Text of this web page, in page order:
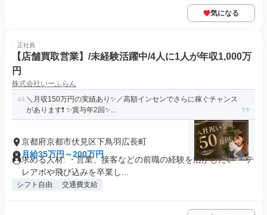
気になる
正社員
【店舗買取営業】/未経験活躍中/4人に1人が年収1,000万
円
株式会社いーふらん
＼月収150万円の実績あり✨／高額インセンでさらに稼ぐチャンス
があります❗ ✨賞与年2回✨...
京都府京都市伏見区下鳥羽広長町
月給35万円～200万円
求める人材: ・営業、接客などの前職の経験を活かしたい ・テ
レアポや飛び込みを卒業し...
シフト自由 交通費支給